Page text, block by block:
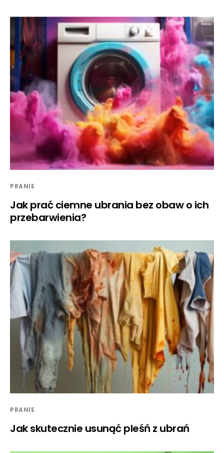
PRANIE
Jak prać ciemne ubrania bez obaw o ich
przebarwienia?
PRANIE
Jak skutecznie usunąć pleśń z ubrań